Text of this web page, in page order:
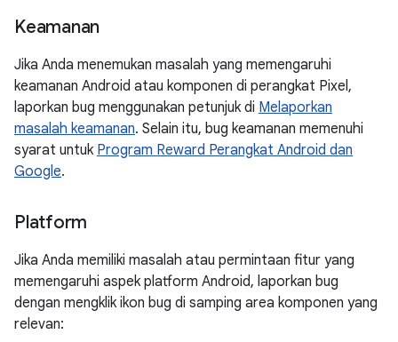
Keamanan
Jika Anda menemukan masalah yang memengaruhi
keamanan Android atau komponen di perangkat Pixel,
laporkan bug menggunakan petunjuk di Melaporkan
masalah keamanan. Selain itu, bug keamanan memenuhi
syarat untuk Program Reward Perangkat Android dan
Google.
Platform
Jika Anda memiliki masalah atau permintaan fitur yang
memengaruhi aspek platform Android, laporkan bug
dengan mengklik ikon bug di samping area komponen yang
relevan: